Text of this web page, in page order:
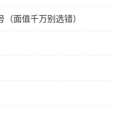
面值千万别选错）